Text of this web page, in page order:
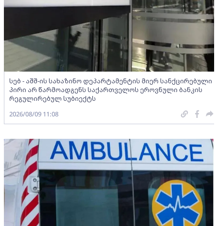
სებ - აშშ-ის სახაზინო დეპარტამენტის მიერ სანქცირებული
პირი არ წარმოადგენს საქართველოს ეროვნული ბანკის
რეგულირებულ სუბიექტს
2026/08/09 11:08